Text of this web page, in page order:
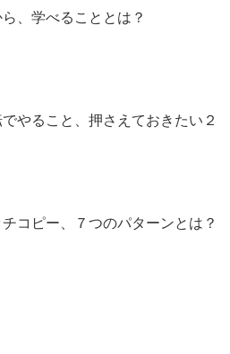
、学べることとは？
やること、押さえておきたい２
コピー、７つのパターンとは？